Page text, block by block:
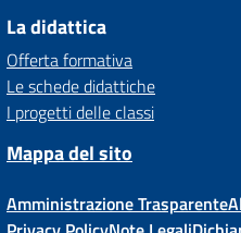
La didattica
Offerta formativa
Le schede didattiche
I progetti delle classi
Mappa del sito
Amministrazione Trasparente